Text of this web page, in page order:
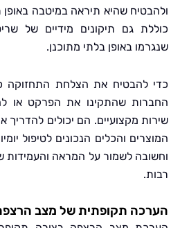
שהיא תיראה במיטבה באופן תמידי.
גם תיקונים מידיים של שריטות
באופן בלתי מתוכנן.
להבטיח את הצלחת התחזוקה כדאי
שהתקינו את הפרקט או להגיע
מקצועיים. הם יכולים להדריך אתכם
והכלים הנכונים לטיפול יומיומי.
לשמור על המראה והעמידות של
תקופתית של מצב הרצפה